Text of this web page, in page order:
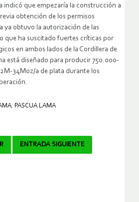
indicó que empezaría la construcción a
obtención de los permisos
ya obtuvo la autorización de las
que ha suscitado fuertes críticas por
en ambos lados de la Cordillera de
está diseñado para producir 750.000-
34Moz/a de plata durante los
, PASCUA LAMA
ENTRADA SIGUIENTE